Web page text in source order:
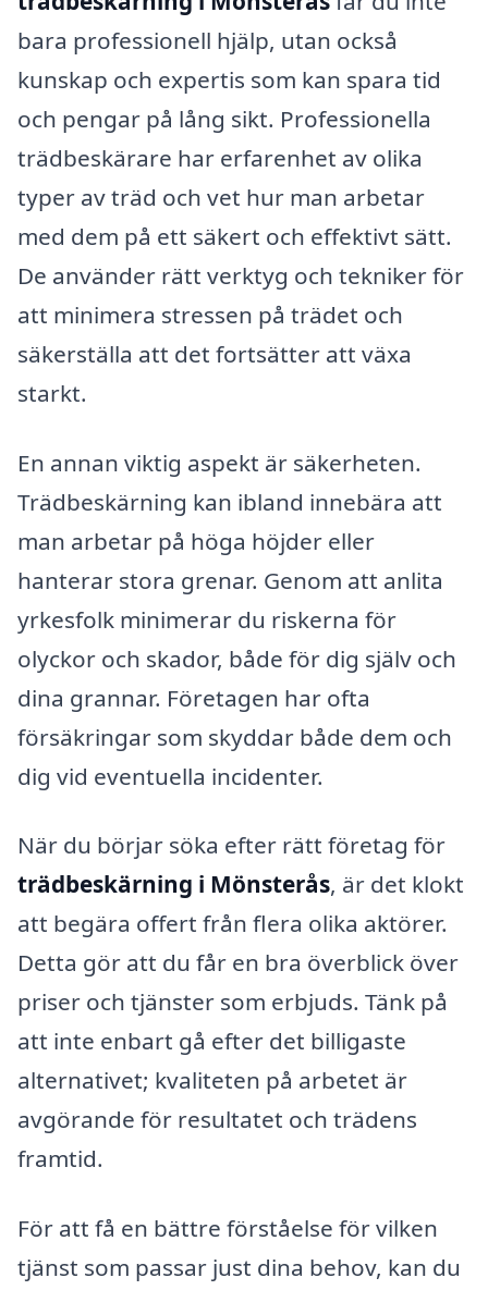
bara professionell hjälp, utan också
kunskap och expertis som kan spara tid
och pengar på lång sikt. Professionella
trädbeskärare har erfarenhet av olika
typer av träd och vet hur man arbetar
med dem på ett säkert och effektivt sätt.
De använder rätt verktyg och tekniker för
att minimera stressen på trädet och
säkerställa att det fortsätter att växa
starkt.
En annan viktig aspekt är säkerheten.
Trädbeskärning kan ibland innebära att
man arbetar på höga höjder eller
hanterar stora grenar. Genom att anlita
yrkesfolk minimerar du riskerna för
olyckor och skador, både för dig själv och
dina grannar. Företagen har ofta
försäkringar som skyddar både dem och
dig vid eventuella incidenter.
När du börjar söka efter rätt företag för
trädbeskärning i Mönsterås, är det klokt
att begära offert från flera olika aktörer.
Detta gör att du får en bra överblick över
priser och tjänster som erbjuds. Tänk på
att inte enbart gå efter det billigaste
alternativet; kvaliteten på arbetet är
avgörande för resultatet och trädens
framtid.
För att få en bättre förståelse för vilken
tjänst som passar just dina behov, kan du